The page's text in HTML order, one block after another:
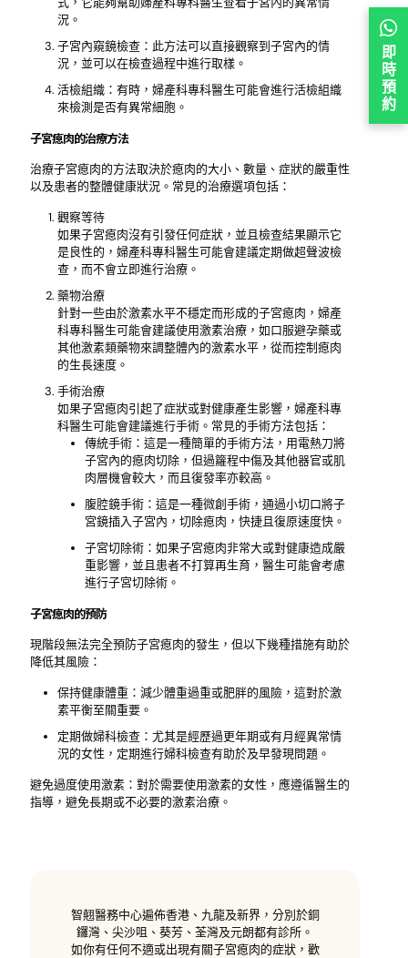
況。
子宮內窺鏡檢查：此方法可以直接觀察到子宮內的情
況，並可以在檢查過程中進行取樣。
活檢組織：有時，婦產科專科醫生可能會進行活檢組織
來檢測是否有異常細胞。
子宮瘜肉的治療方法
治療子宮瘜肉的方法取決於瘜肉的大小、數量、症狀的嚴重性
以及患者的整體健康狀況。常見的治療選項包括：
觀察等待
如果子宮瘜肉沒有引發任何症狀，並且檢查結果顯示它
是良性的，婦產科專科醫生可能會建議定期做超聲波檢
查，而不會立即進行治療。
藥物治療
針對一些由於激素水平不穩定而形成的子宮瘜肉，婦產
科專科醫生可能會建議使用激素治療，如口服避孕藥或
其他激素類藥物來調整體內的激素水平，從而控制瘜肉
的生長速度。
手術治療
如果子宮瘜肉引起了症狀或對健康產生影響，婦產科專
科醫生可能會建議進行手術。常見的手術方法包括：
傳統手術：這是一種簡單的手術方法，用電熱刀將
子宮內的瘜肉切除，但過籮程中傷及其他器官或肌
肉層機會較大，而且復發率亦較高。
腹腔鏡手術：這是一種微創手術，通過小切口將子
宮鏡插入子宮內，切除瘜肉，快捷且復原速度快。
子宮切除術：如果子宮瘜肉非常大或對健康造成嚴
重影響，並且患者不打算再生育，醫生可能會考慮
進行子宮切除術。
子宮瘜肉的預防
現階段無法完全預防子宮瘜肉的發生，但以下幾種措施有助於
降低其風險：
保持健康體重：減少體重過重或肥胖的風險，這對於激
素平衡至關重要。
定期做婦科檢查：尤其是經歷過更年期或有月經異常情
況的女性，定期進行婦科檢查有助於及早發現問題。
避免過度使用激素：對於需要使用激素的女性，應遵循醫生的
指導，避免長期或不必要的激素治療。
智翹醫務中心遍佈香港、九龍及新界，分別於銅
鑼灣、尖沙咀、葵芳、荃灣及元朗都有診所。
如你有任何不適或出現有關子宮瘜肉的症狀，歡
即
時
預
約